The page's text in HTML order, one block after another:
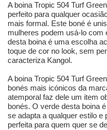
A boina Tropic 504 Turf
perfeito para qualquer
mais formal. Este boné é
mulheres podem usá-lo com
desta boina é uma escolha
toque de cor no look, sem
caracteriza Kangol.
A boina Tropic 504 Turf
bonés mais icónicos da
atemporal faz dele um item
bonés. O verde desta boina
se adapta a qualquer estilo e
perfeita para quem quer se